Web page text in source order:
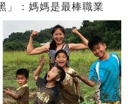
」：媽媽是最棒職業